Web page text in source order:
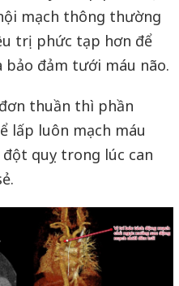
mạch thông thường
trị phức tạp hơn để
đảm tưới máu não.
thuần thì phần
lấp luôn mạch máu
quỵ trong lúc can